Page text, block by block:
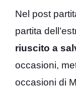
Nel post
partita
riuscito a
occasioni,
occasioni di